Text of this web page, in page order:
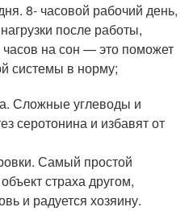
8- часовой рабочий день,
после работы,
часов на сон — это поможет
системы в норму;
Сложные углеводы и
серотонина и избавят от
Самый простой
страха другом,
и радуется хозяину.